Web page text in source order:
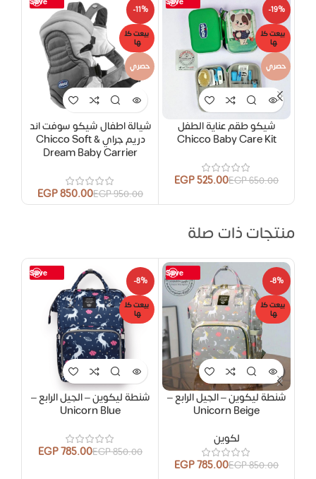
-19%
بيعت كل
ها
حصري
شيكو طقم عناية الطفل
Chicco Baby Care Kit
650.00
EGP
525.00
EGP
-11%
بيعت كل
ها
حصري
شيالة اطفال شيكو سوفت اند
دريم جراي Chicco Soft &
Dream Baby Carrier
950.00
EGP
850.00
EGP
منتجات ذات صلة
Save
-8%
بيعت كل
ها
شنطة ليكوين – الجيل الرابع –
Unicorn Beige
لكوين
850.00
EGP
785.00
EGP
Save
-8%
بيعت كل
ها
شنطة ليكوين – الجيل الرابع –
Unicorn Blue
850.00
EGP
785.00
EGP